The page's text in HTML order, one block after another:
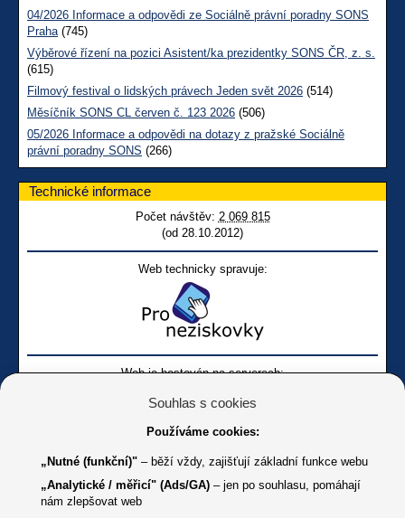
04/2026 Informace a odpovědi ze Sociálně právní poradny SONS
Praha(745)
Výběrové řízení na pozici Asistent/ka prezidentky SONS ČR, z. s.
(615)
Filmový festival o lidských právech Jeden svět 2026 (514)
Měsíčník SONS CL červen č. 123 2026 (506)
05/2026 Informace a odpovědi na dotazy z pražské Sociálně
právní poradny SONS (266)
Technické informace
Počet návštěv: 2 069 815
(od 28.10.2012)
Web technicky spravuje:
Web je hostován na serverech:
Souhlas s cookies
Používáme cookies:
„Nutné (funkční)" – běží vždy, zajišťují základní funkce webu
„Analytické / měřicí" (Ads/GA) – jen po souhlasu, pomáhají
nám zlepšovat web